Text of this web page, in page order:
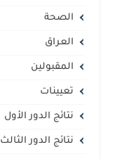
الصحة
العراق
المقبولين
تعيينات
نتائج الدور الأول
نتائج الدور الثالث